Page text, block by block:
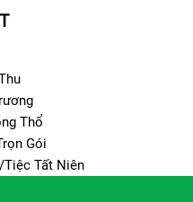
Thổ
Gói
Tiệc Tất Niên